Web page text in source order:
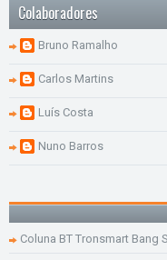
Colaboradores
Bruno Ramalho
Carlos Martins
Luís Costa
Nuno Barros
Coluna BT Tronsmart Bang